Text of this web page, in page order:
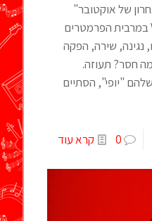
של אוקטובר"
אפשר להטביע חותמת V במרבית הפרמטרים
נגינה, שירה, הפקה
מה חסר? תעוזה.
"יופי", הסתיים
0 קרא עוד